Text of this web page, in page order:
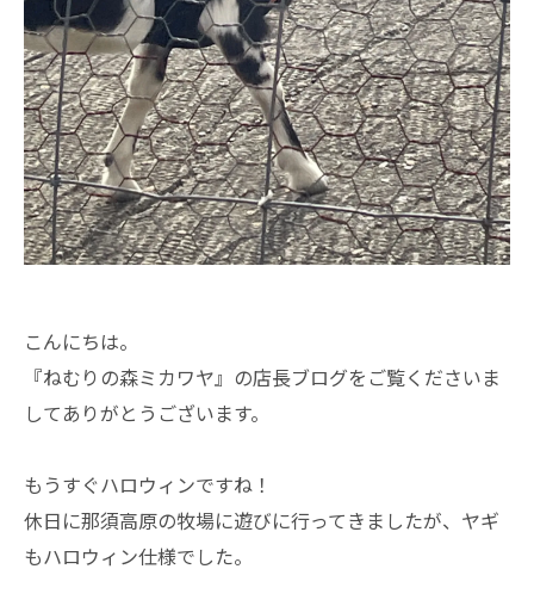
こんにちは。
『ねむりの森ミカワヤ』の店長ブログをご覧くださいま
してありがとうございます。
もうすぐハロウィンですね！
休日に那須高原の牧場に遊びに行ってきましたが、ヤギ
もハロウィン仕様でした。